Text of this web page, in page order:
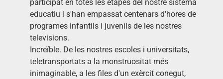
participat en totes les etapes del nostre sistema
educatiu i s'han empassat centenars d'hores de
programes infantils i juvenils de les nostres
televisions.
Increïble. De les nostres escoles i universitats,
teletransportats a la monstruositat més
inimaginable, a les files d'un exèrcit conegut,